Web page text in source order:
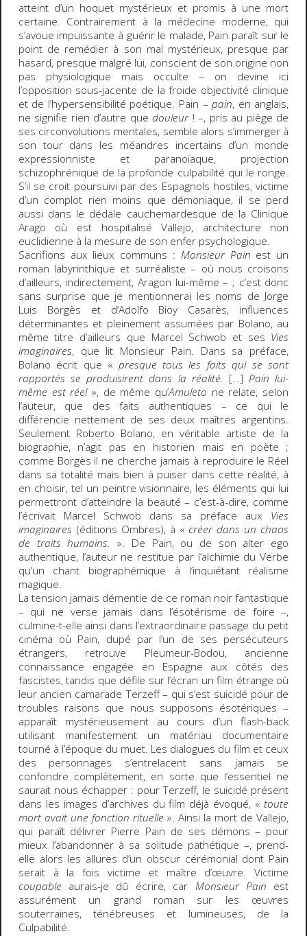
atteint d’un hoquet mystérieux et promis à une mort
certaine. Contrairement à la médecine moderne, qui
s’avoue impuissante à guérir le malade, Pain paraît sur le
point de remédier à son mal mystérieux, presque par
hasard, presque malgré lui, conscient de son origine non
pas physiologique mais occulte – on devine ici
l’opposition sous-jacente de la froide objectivité clinique
et de l’hypersensibilité poétique. Pain –pain, en anglais,
ne signifie rien d’autre quedouleur! –, pris au piège de
ses circonvolutions mentales, semble alors s’immerger à
son tour dans les méandres incertains d’un monde
expressionniste et paranoïaque, projection
schizophrénique de la profonde culpabilité qui le ronge.
S’il se croit poursuivi par des Espagnols hostiles, victime
d’un complot rien moins que démoniaque, il se perd
aussi dans le dédale cauchemardesque de la Clinique
Arago où est hospitalisé Vallejo, architecture non
euclidienne à la mesure de son enfer psychologique.
Sacrifions aux lieux communs : Monsieur Pain est un
roman labyrinthique et surréaliste – où nous croisons
d’ailleurs, indirectement, Aragon lui-même – ; c’est donc
sans surprise que je mentionnerai les noms de Jorge
Luis Borgès et d’Adolfo Bioy Casarès, influences
déterminantes et pleinement assumées par Bolano, au
même titre d’ailleurs que Marcel Schwob et ses Vies
imaginaires, que lit Monsieur Pain. Dans sa préface,
Bolano écrit que « presque tous les faits qui se sont
rapportés se produisirent dans la réalité. […]Pain lui-
même est réel», de même qu’Amuleto ne relate, selon
l’auteur, que des faits authentiques – ce qui le
différencie nettement de ses deux maîtres argentins.
Seulement Roberto Bolano, en véritable artiste de la
biographie, n’agit pas en historien mais en poète ;
comme Borgès il ne cherche jamais à reproduire le Réel
dans sa totalité mais bien à puiser dans cette réalité, à
en choisir, tel un peintre visionnaire, les éléments qui lui
permettront d’atteindre la beauté – c’est-à-dire, comme
l’écrivait Marcel Schwob dans sa préface aux Vies
imaginaires (éditions Ombres), à «créer dans un chaos
de traits humains. ». De Pain, ou de son alter ego
authentique, l’auteur ne restitue par l’alchimie du Verbe
qu’un chant biographémique à l’inquiétant réalisme
magique.
La tension jamais démentie de ce roman noir fantastique
– qui ne verse jamais dans l’ésotérisme de foire –,
culmine-t-elle ainsi dans l’extraordinaire passage du petit
cinéma où Pain, dupé par l’un de ses persécuteurs
étrangers, retrouve Pleumeur-Bodou, ancienne
connaissance engagée en Espagne aux côtés des
fascistes, tandis que défile sur l’écran un film étrange où
leur ancien camarade Terzeff – qui s’est suicidé pour de
troubles raisons que nous supposons ésotériques –
apparaît mystérieusement au cours d’un flash-back
utilisant manifestement un matériau documentaire
tourné à l’époque du muet. Les dialogues du film et ceux
des personnages s’entrelacent sans jamais se
confondre complètement, en sorte que l’essentiel ne
saurait nous échapper : pour Terzeff, le suicidé présent
dans les images d’archives du film déjà évoqué, «toute
mort avait une fonction rituelle ». Ainsi la mort de Vallejo,
qui paraît délivrer Pierre Pain de ses démons – pour
mieux l’abandonner à sa solitude pathétique –, prend-
elle alors les allures d’un obscur cérémonial dont Pain
serait à la fois victime et maître d’œuvre. Victime
coupable aurais-je dû écrire, car Monsieur Pain est
assurément un grand roman sur les œuvres
souterraines, ténébreuses et lumineuses, de la
Culpabilité.